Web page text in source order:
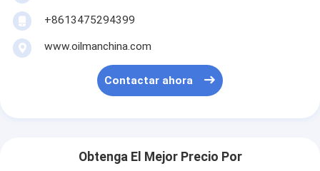
+8613475294399
www.oilmanchina.com
Contactar ahora
Obtenga El Mejor Precio Por